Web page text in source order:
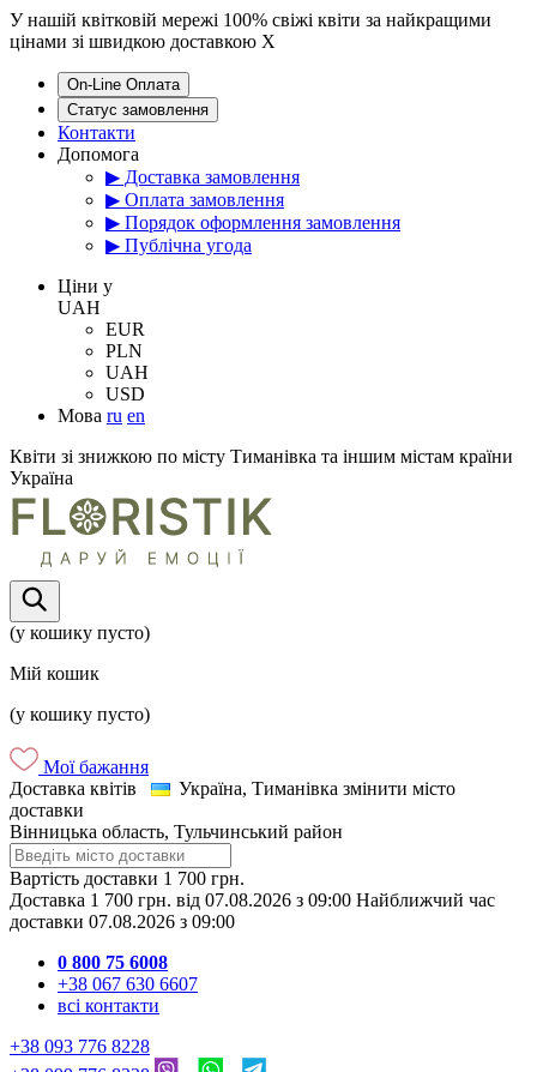
У нашій квітковій мережі 100% свіжі квіти за найкращими
цінами зі швидкою доставкою X
On-Line Оплата
Статус замовлення
Контакти
Допомога
▶ Доставка замовлення
▶ Оплата замовлення
▶ Порядок оформлення замовлення
▶ Публічна угода
Цiни у
UAH
EUR
PLN
UAH
USD
Мова ru en
Квіти зі знижкою по місту Тиманівка та іншим містам країни
Україна
(у кошику пусто)
Мій кошик
(у кошику пусто)
Мої бажання
Доставка квітів
Україна, Тиманівка змінити місто
доставки
Вінницька область, Тульчинський район
Вартість доставки 1 700 грн.
Доставка 1 700 грн. від 07.08.2026 з 09:00 Найближчий час
доставки 07.08.2026 з 09:00
0 800 75 6008
+38 067 630 6607
всі контакти
+38 093 776 8228